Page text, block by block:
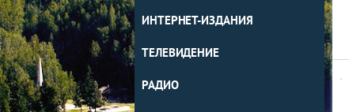
ИНТЕРНЕТ-ИЗДАНИЯ
ТЕЛЕВИДЕНИЕ
РАДИО